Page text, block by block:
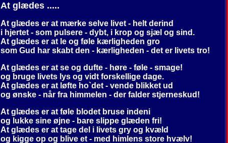
At glædes .....
At glædes er at mærke selve livet - helt derind
i hjertet - som pulsere - dybt, i krop og sjæl og sind.
At glædes er at le og føle kærligheden gro
som Gud har skabt den - kærligheden - det er livets tro!
At glædes er at se og dufte - høre - føle - smage!
og bruge livets lys og vidt forskellige dage.
At glædes er at løfte ho`det - vende blikket ud
og ønske - når fra himmelen - der falder stjerneskud!
At glædes er at føle blodet bruse indeni
og lukke sine øjne - bare slippe glæden fri!
At glædes er at tage del i livets gry og kvæld
og kigge op og blive et - med himlens store hvælv!